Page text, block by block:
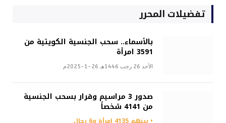
تفضيلات المحرر
بالأسماء.. سحب الجنسية الكويتية من
3591 امرأة
الأحد 26 رجب 1446هـ 26-1-2025م
صدور 3 مراسيم وقرار بسحب الجنسية
من 4141 شخصاً